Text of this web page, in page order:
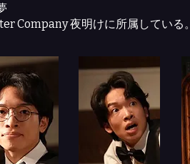
Company 夜明けに所属している。